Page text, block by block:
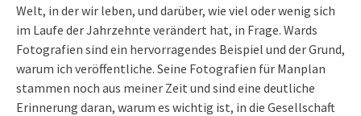
Welt, in der wir leben, und darüber, wie viel oder wenig sich
im Laufe der Jahrzehnte verändert hat, in Frage. Wards
Fotografien sind ein hervorragendes Beispiel und der Grund,
warum ich veröffentliche. Seine Fotografien für Manplan
stammen noch aus meiner Zeit und sind eine deutliche
Erinnerung daran, warum es wichtig ist, in die Gesellschaft